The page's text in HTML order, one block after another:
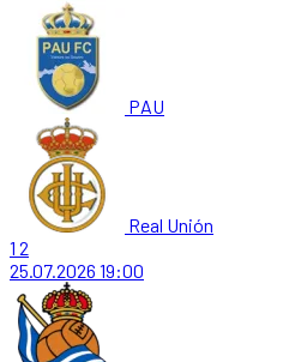
PAU
Real Unión
1 2
25.07.2026 19:00